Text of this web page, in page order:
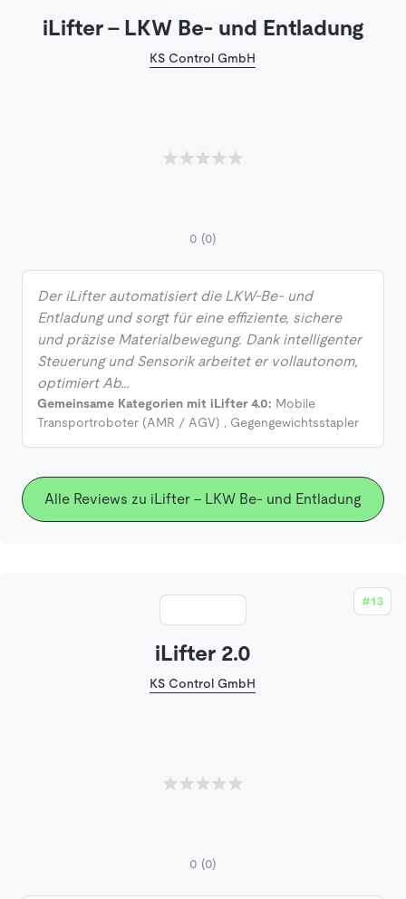
iLifter - LKW Be- und Entladung
KS Control GmbH
0 (0)
Der iLifter automatisiert die LKW-Be- und
Entladung und sorgt für eine effiziente, sichere
und präzise Materialbewegung. Dank intelligenter
Steuerung und Sensorik arbeitet er vollautonom,
optimiert Ab…
Gemeinsame Kategorien mit iLifter 4.0: Mobile
Transportroboter (AMR / AGV) , Gegengewichtsstapler
Alle Reviews zu iLifter - LKW Be- und Entladung
#13
iLifter 2.0
KS Control GmbH
0 (0)